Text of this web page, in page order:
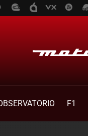
F1